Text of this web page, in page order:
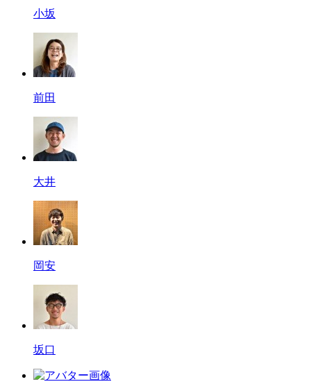
小坂
前田
大井
岡安
坂口